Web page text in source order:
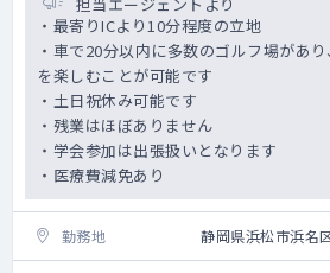
・最寄りICより10分程度の立地
・車で20分以内に多数のゴルフ場があ
を楽しむことが可能です
・土日祝休み可能です
・残業はほぼありません
・学会参加は出張扱いとなります
・医療費減免あり
勤務地 静岡県浜松市浜名